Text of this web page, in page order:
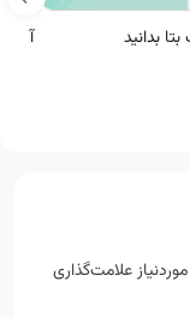
بدانید
علامت‌گذاری